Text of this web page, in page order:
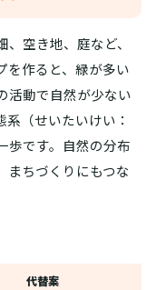
空き地、庭など、
を作ると、緑が多い
活動で自然が少ない
（せいたいけい：
歩です。自然の分布
まちづくりにもつな
代替案